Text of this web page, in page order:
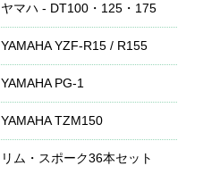
ヤマハ - DT100・125・175
YAMAHA YZF-R15 / R155
YAMAHA PG-1
YAMAHA TZM150
リム・スポーク36本セット